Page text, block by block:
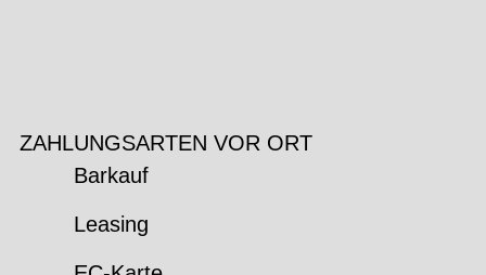
ZAHLUNGSARTEN VOR ORT
Barkauf
Leasing